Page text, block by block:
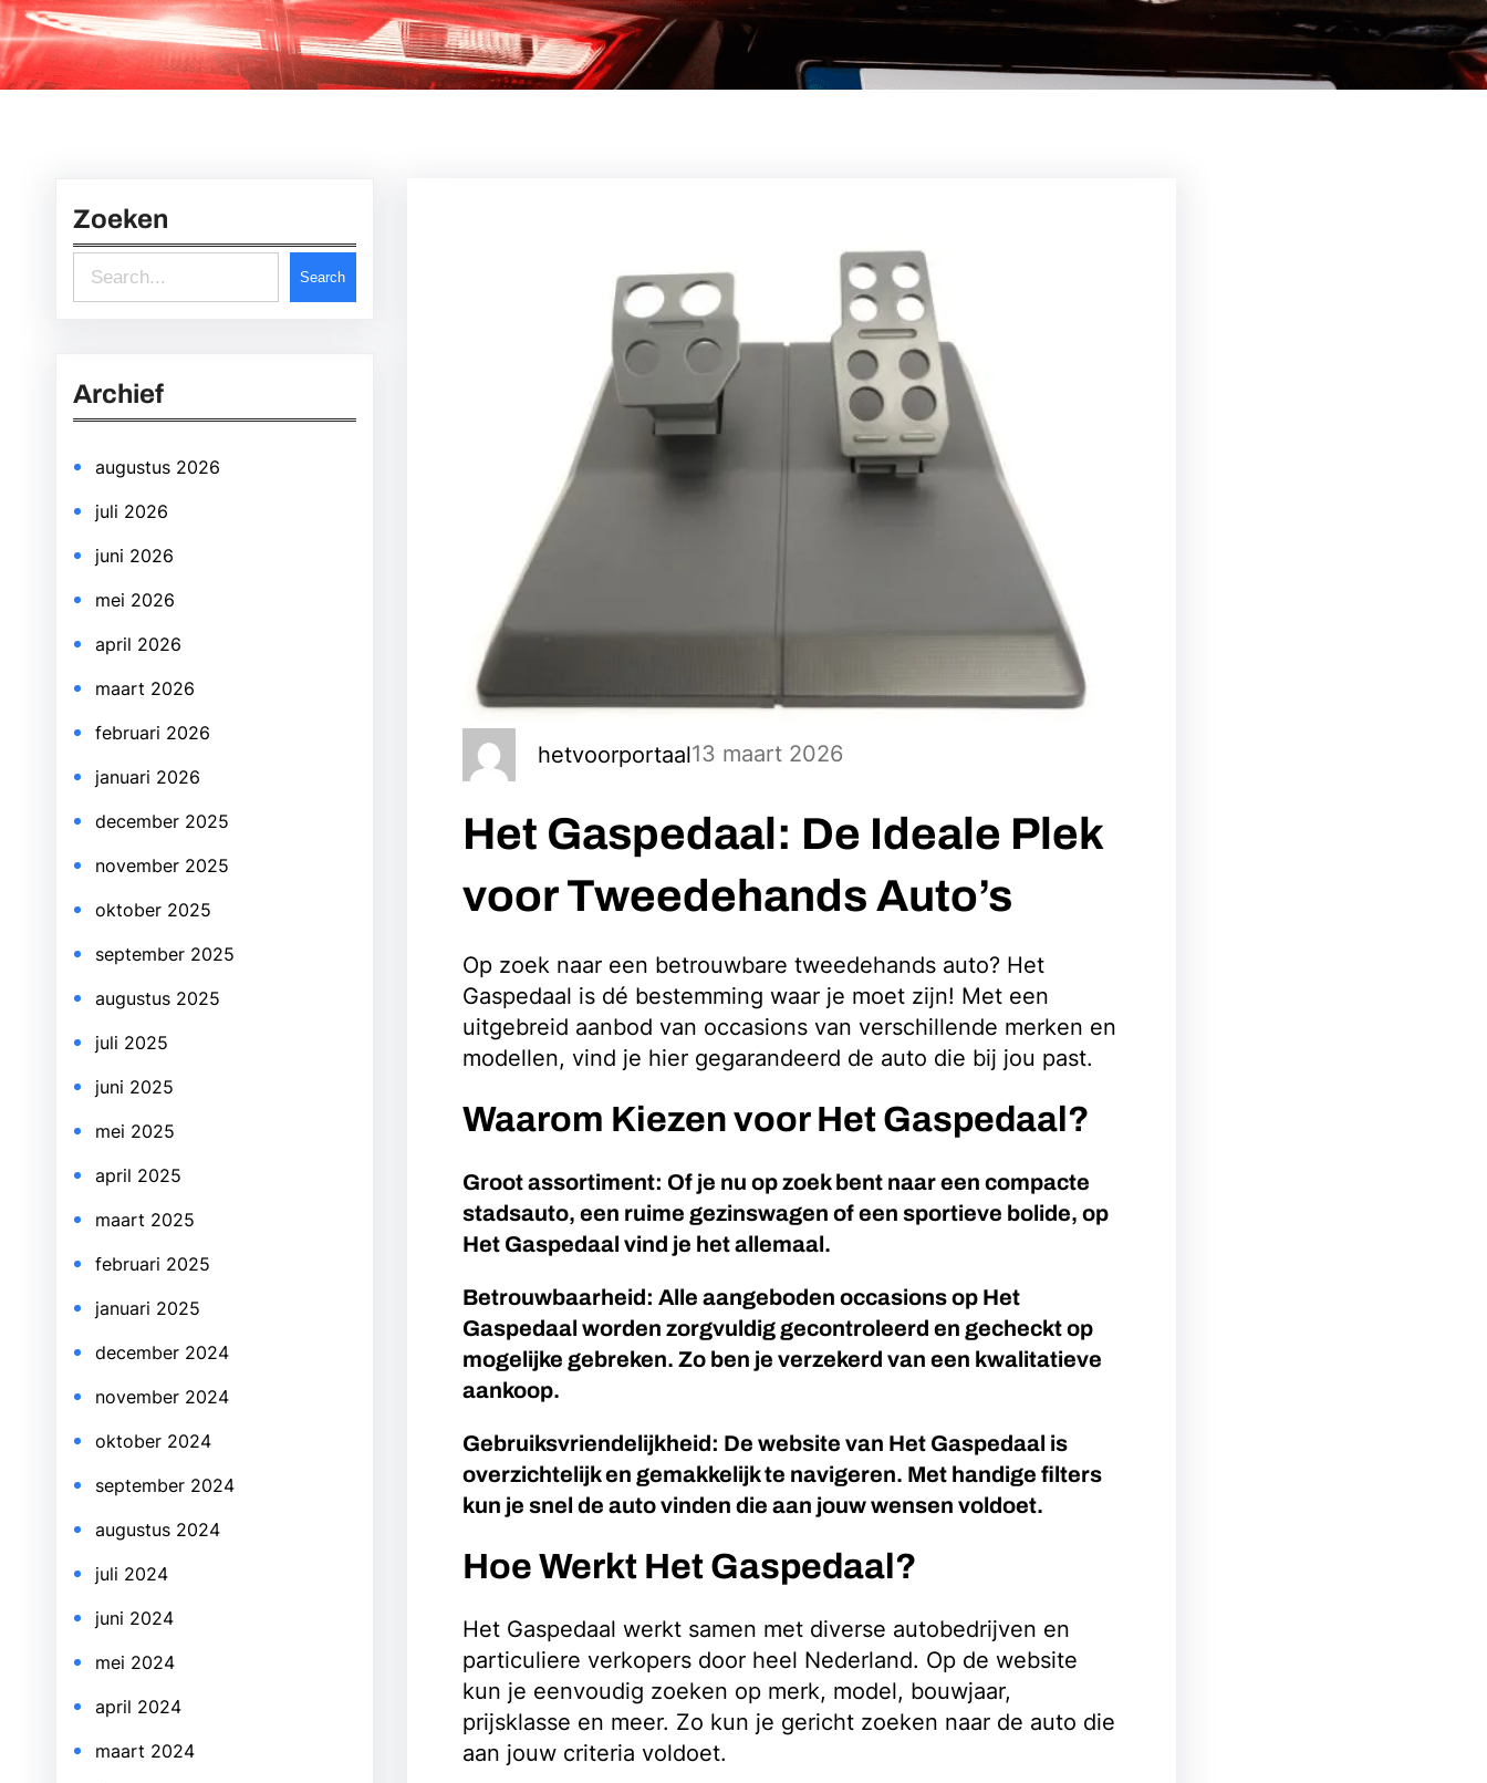
Zoeken
e
r
c
h
Search
Archief
augustus 2026
juli 2026
juni 2026
mei 2026
april 2026
maart 2026
februari 2026
januari 2026
december 2025
november 2025
oktober 2025
september 2025
augustus 2025
juli 2025
juni 2025
mei 2025
april 2025
maart 2025
februari 2025
januari 2025
december 2024
november 2024
oktober 2024
september 2024
augustus 2024
juli 2024
juni 2024
mei 2024
april 2024
maart 2024
hetvoorportaal13 maart 2026
Het Gaspedaal: De Ideale Plek
voor Tweedehands Auto’s
Op zoek naar een betrouwbare tweedehands auto? Het
Gaspedaal is dé bestemming waar je moet zijn! Met een
uitgebreid aanbod van occasions van verschillende merken en
modellen, vind je hier gegarandeerd de auto die bij jou past.
Waarom Kiezen voor Het Gaspedaal?
Groot assortiment: Of je nu op zoek bent naar een compacte
stadsauto, een ruime gezinswagen of een sportieve bolide, op
Het Gaspedaal vind je het allemaal.
Betrouwbaarheid: Alle aangeboden occasions op Het
Gaspedaal worden zorgvuldig gecontroleerd en gecheckt op
mogelijke gebreken. Zo ben je verzekerd van een kwalitatieve
aankoop.
Gebruiksvriendelijkheid: De website van Het Gaspedaal is
overzichtelijk en gemakkelijk te navigeren. Met handige filters
kun je snel de auto vinden die aan jouw wensen voldoet.
Hoe Werkt Het Gaspedaal?
Het Gaspedaal werkt samen met diverse autobedrijven en
particuliere verkopers door heel Nederland. Op de website
kun je eenvoudig zoeken op merk, model, bouwjaar,
prijsklasse en meer. Zo kun je gericht zoeken naar de auto die
aan jouw criteria voldoet.